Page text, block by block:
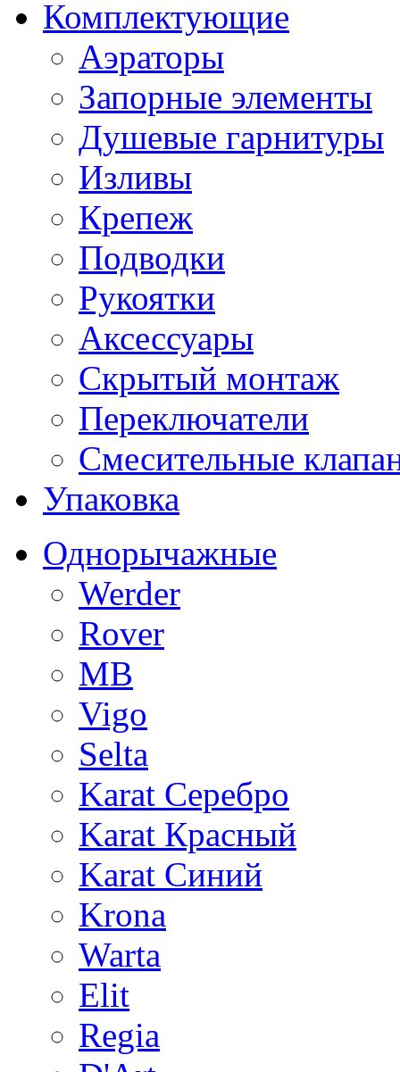
Комплектующие
Аэраторы
Запорные элементы
Душевые гарнитуры
Изливы
Крепеж
Подводки
Рукоятки
Аксессуары
Скрытый монтаж
Переключатели
Смесительные
Упаковка
Однорычажные
Werder
Rover
MB
Vigo
Selta
Karat Серебро
Karat Красный
Karat Синий
Krona
Warta
Elit
Regia